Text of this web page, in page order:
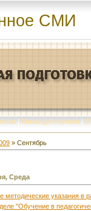
СМИ
| Команда портала | О
» Сентябрь
Среда
методические указания в
"Обучение в